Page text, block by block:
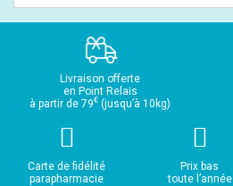
Livraison offerte
en Point Relais
à partir de 79€ (jusqu’à 10kg)
Carte de fidélité
parapharmacie
Prix bas
toute l’année